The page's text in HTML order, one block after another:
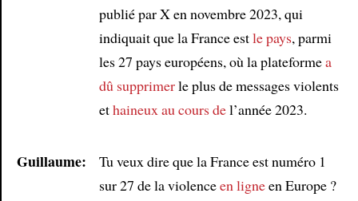
publié par X en novembre 2023, qui
indiquait que la France estle pays, parmi
les 27 pays européens, où la plateformea
dû supprimerle plus de messages violents
ethaineux au cours del’année 2023.
Guillaume:
Tu veux dire que la France est numéro 1
sur 27 de la violenceen ligneen Europe ?